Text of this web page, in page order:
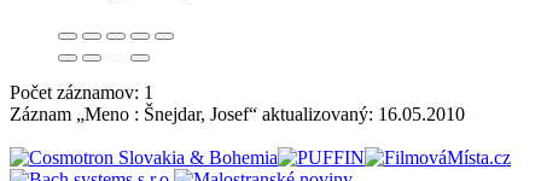
Počet záznamov: 1
Záznam „Meno : Šnejdar, Josef“ aktualizovaný: 16.05.2010